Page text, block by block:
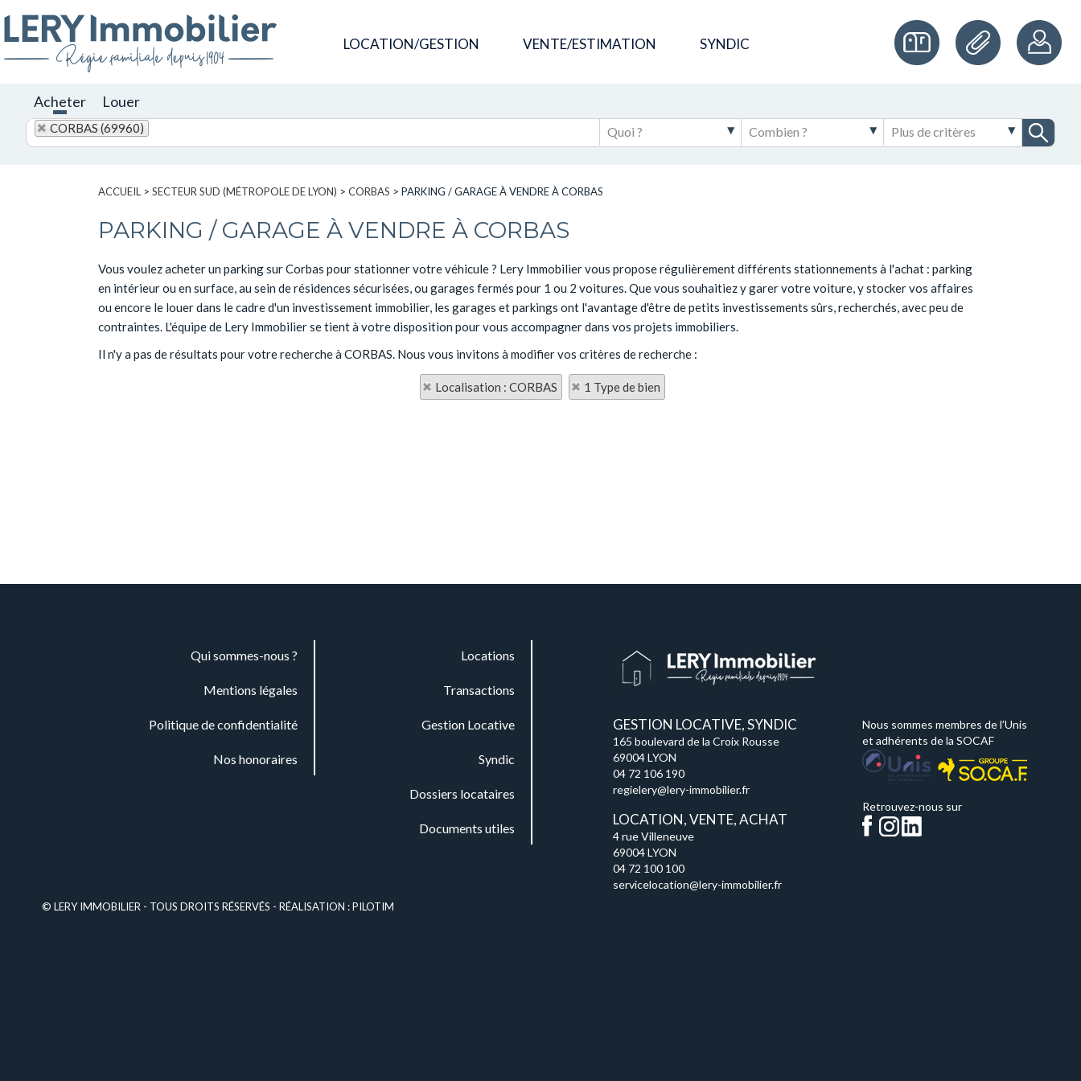
LOCATION/GESTION VENTE/ESTIMATION SYNDIC
Acheter Louer
CORBAS (69960)
ACCUEIL > SECTEUR SUD (MÉTROPOLE DE LYON) > CORBAS > PARKING / GARAGE À VENDRE À CORBAS
PARKING / GARAGE À VENDRE À CORBAS
Vous voulez acheter un parking sur Corbas pour stationner votre véhicule ? Lery Immobilier vous propose régulièrement différents stationnements à l'achat : parking
en intérieur ou en surface, au sein de résidences sécurisées, ou garages fermés pour 1 ou 2 voitures. Que vous souhaitiez y garer votre voiture, y stocker vos affaires
ou encore le louer dans le cadre d'un investissement immobilier, les garages et parkings ont l'avantage d'être de petits investissements sûrs, recherchés, avec peu de
contraintes. L'équipe de Lery Immobilier se tient à votre disposition pour vous accompagner dans vos projets immobiliers.
Il n'y a pas de résultats pour votre recherche à CORBAS. Nous vous invitons à modifier vos critères de recherche :
Localisation : CORBAS 1 Type de bien
Qui sommes-nous ?
Mentions légales
Politique de confidentialité
Nos honoraires
Locations
Transactions
Gestion Locative
Syndic
Dossiers locataires
Documents utiles
GESTION LOCATIVE, SYNDIC
165 boulevard de la Croix Rousse
69004 LYON
04 72 106 190
regielery@lery-immobilier.fr
LOCATION, VENTE, ACHAT
4 rue Villeneuve
69004 LYON
04 72 100 100
servicelocation@lery-immobilier.fr
Nous sommes membres de l’Unis
et adhérents de la SOCAF
Retrouvez-nous sur
© LERY IMMOBILIER - TOUS DROITS RÉSERVÉS - RÉALISATION :PILOTIM